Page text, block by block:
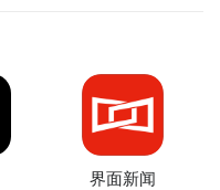
界面新闻